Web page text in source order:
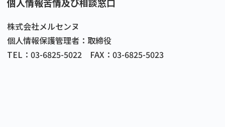
株式会社メルセンヌ
個人情報保護管理者：取締役
TEL：03-6825-5022 FAX：03-6825-5023